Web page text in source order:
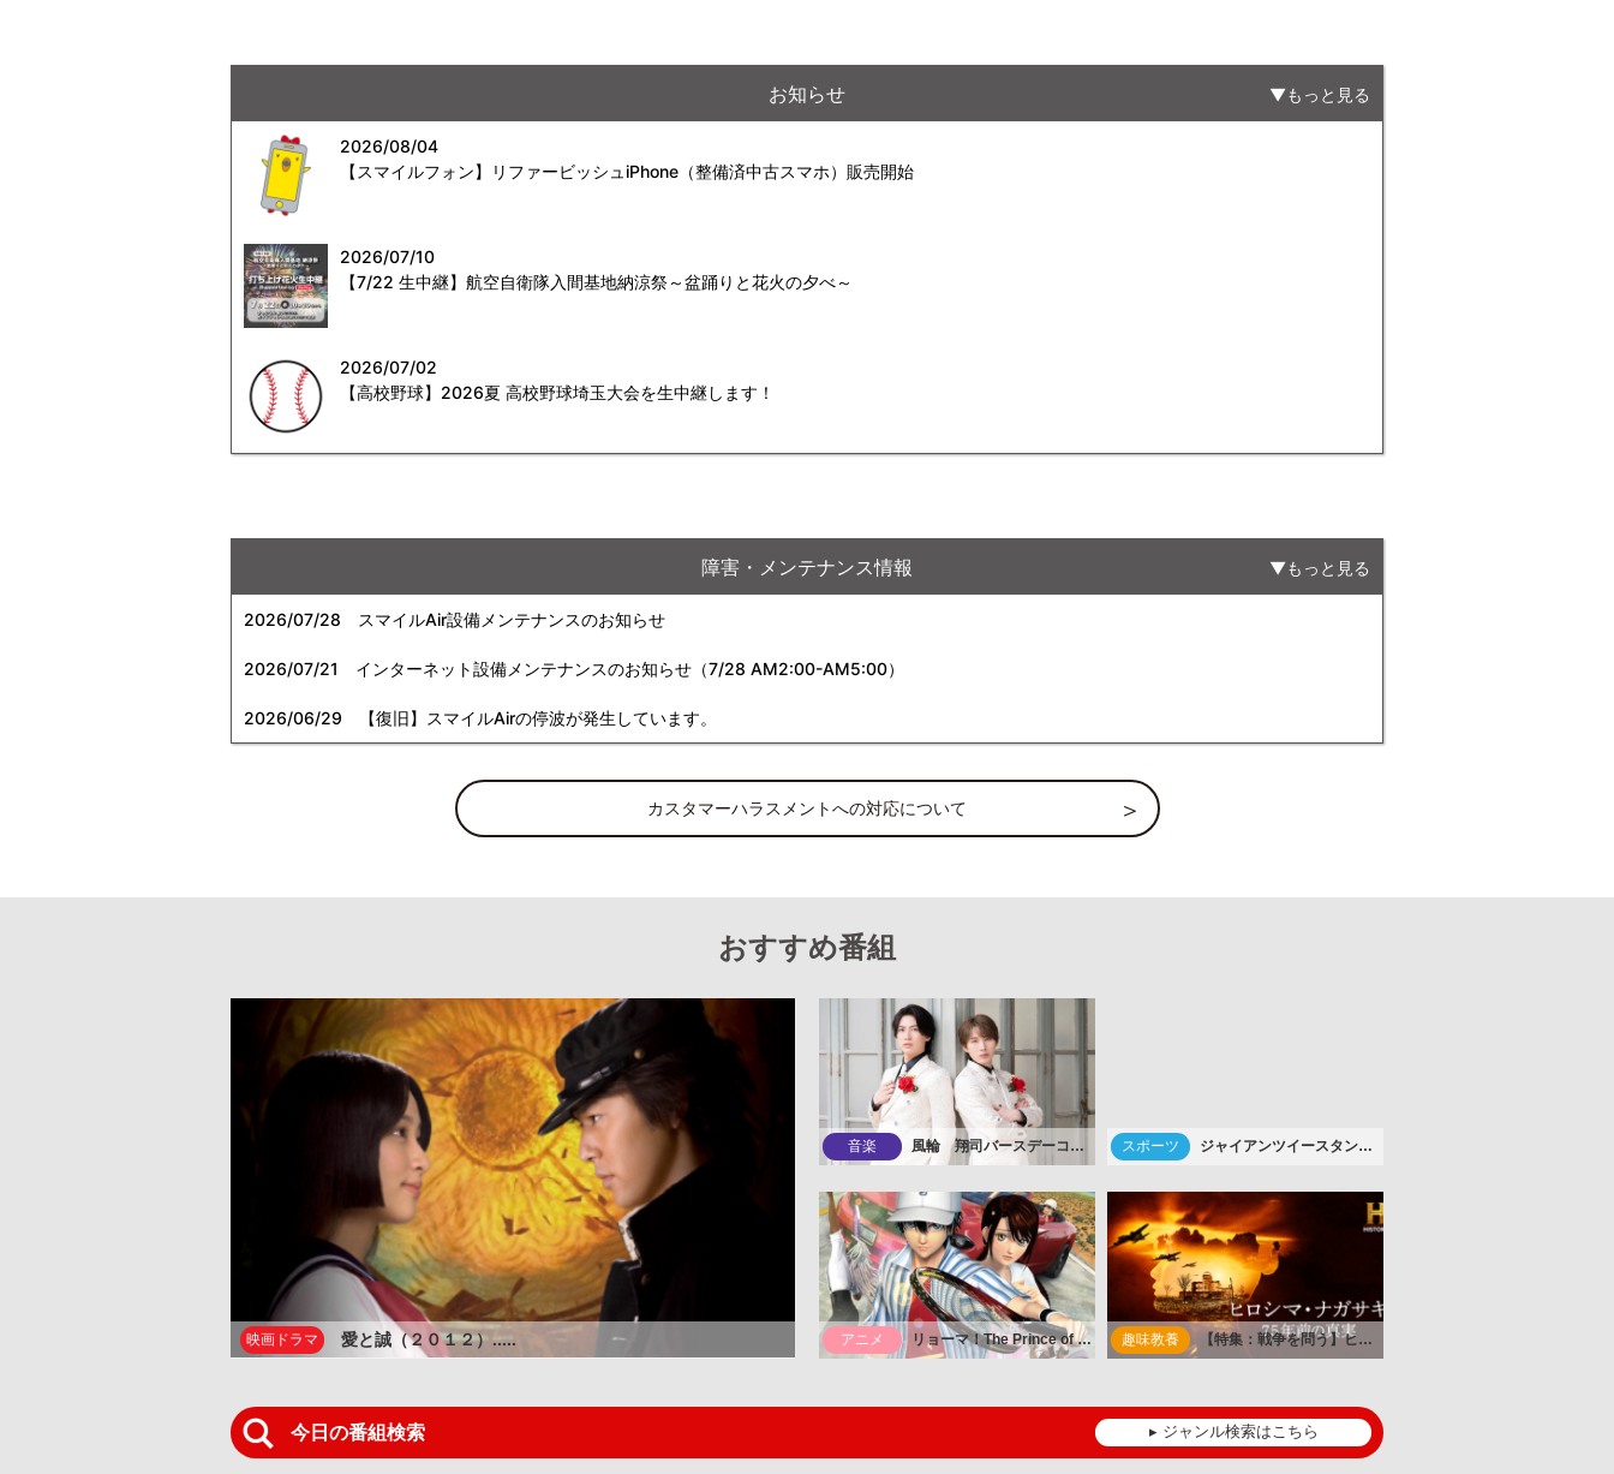
お知らせ もっと見る
2026/08/04
【スマイルフォン】リファービッシュiPhone（整備済中古スマホ）販売開始
2026/07/10
【7/22 生中継】航空自衛隊入間基地納涼祭～盆踊りと花火の夕べ～
2026/07/02
【高校野球】2026夏 高校野球埼玉大会を生中継します！
障害・メンテナンス情報 もっと見る
2026/07/28 スマイルAir設備メンテナンスのお知らせ
2026/07/21 インターネット設備メンテナンスのお知らせ（7/28 AM2:00-AM5:00）
2026/06/29 【復旧】スマイルAirの停波が発生しています。
カスタマーハラスメントへの対応について
おすすめ番組